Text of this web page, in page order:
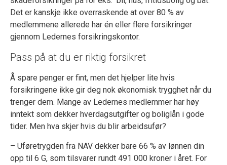
Det er kanskje ikke overraskende at over 80 % av
medlemmene allerede har én eller flere forsikringer
gjennom Ledernes forsikringskontor.
Pass på at du er riktig forsikret
Å spare penger er fint, men det hjelper lite hvis
forsikringene ikke gir deg nok økonomisk trygghet når du
trenger dem. Mange av Ledernes medlemmer har høy
inntekt som dekker hverdagsutgifter og boliglån i gode
tider. Men hva skjer hvis du blir arbeidsufør?
– Uføretrygden fra NAV dekker bare 66 % av lønnen din
opp til 6 G, som tilsvarer rundt 491 000 kroner i året. For